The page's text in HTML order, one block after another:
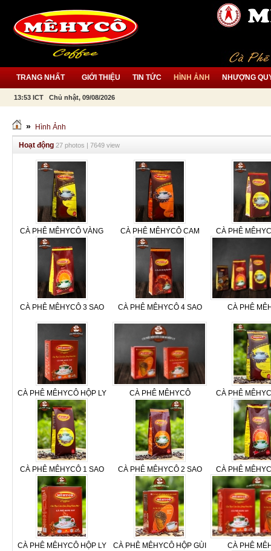
TRANG NHẤT GIỚI THIỆU TIN TỨC HÌNH ẢNH NHƯỢNG
13:53 ICT Chủ nhật, 09/08/2026
» Hình Ảnh
Hoạt động 27 photos | 7649 view
CÀ PHÊ MÊHYCÔ VÀNG CÀ PHÊ MÊHYCÔ CAM CÀ PHÊ
CÀ PHÊ MÊHYCÔ 3 SAO CÀ PHÊ MÊHYCÔ 4 SAO CÀ PHÊ
CÀ PHÊ MÊHYCÔ HỘP LY CÀ PHÊ MÊHYCÔ CÀ PHÊ
CÀ PHÊ MÊHYCÔ 1 SAO CÀ PHÊ MÊHYCÔ 2 SAO CÀ PHÊ
CÀ PHÊ MÊHYCÔ HỘP LY
CÀ PHÊ MÊHYCÔ HỘP GÙI
CÀ PHÊ